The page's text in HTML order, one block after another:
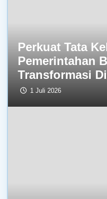
Perkuat Tata
Pemerintahan
Transformasi
1 Juli 2026